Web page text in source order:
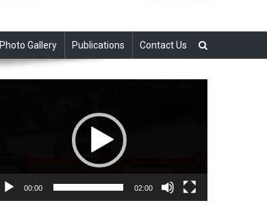
Photo Gallery Publications Contact Us
00:00 02:00